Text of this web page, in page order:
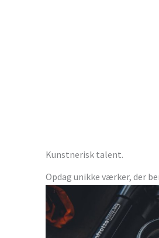
Kunstnerisk talent.
Opdag unikke værker, der